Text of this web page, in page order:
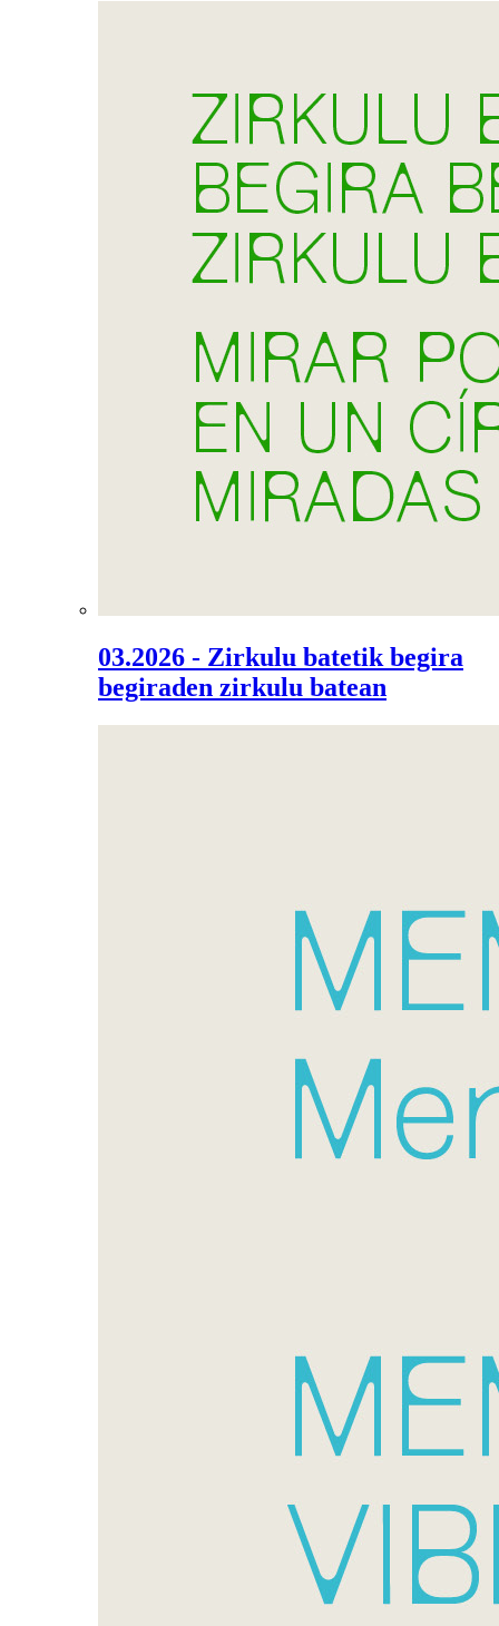
03.2026 - Zirkulu batetik begira
begiraden zirkulu batean